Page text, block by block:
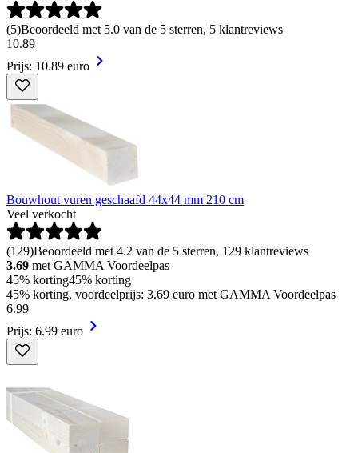
(5)Beoordeeld met 5.0 van de 5 sterren, 5 klantreviews
10.89
Prijs: 10.89 euro
Bouwhout vuren geschaafd 44x44 mm 210 cm
Veel verkocht
(129)Beoordeeld met 4.2 van de 5 sterren, 129 klantreviews
3.69 met GAMMA Voordeelpas
45% korting45% korting
45% korting, voordeelprijs: 3.69 euro met GAMMA Voordeelpas
6.99
Prijs: 6.99 euro